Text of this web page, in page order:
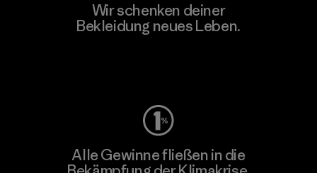
Wir schenken deiner
Bekleidung neues Leben.
Alle Gewinne fließen in die